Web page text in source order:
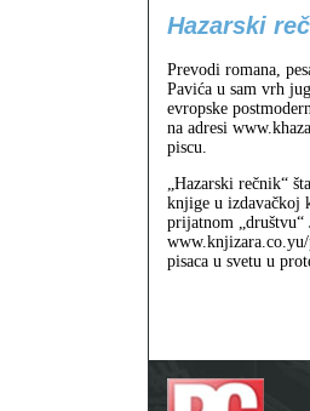
Hazarski
Prevodi romana,
Pavića u sam vrh
evropske
na adresi
piscu.
„Hazarski rečnik“
knjige u izdavačkoj
prijatnom „društvu“
pisaca u svetu u